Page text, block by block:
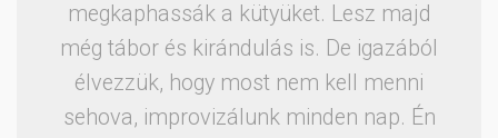
megkaphassák a kütyüket. Lesz majd
még tábor és kirándulás is. De igazából
élvezzük, hogy most nem kell menni
sehova, improvizálunk minden nap. Én